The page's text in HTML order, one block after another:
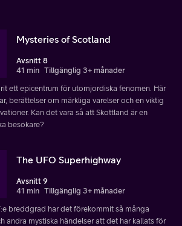
Mysteries of Scotland
Avsnitt 8
41 min Tillgänglig 3+ månader
ett epicentrum för utomjordiska fenomen. Här
berättelser om märkliga varelser och en viktig
Kan det vara så att Skottland är en
besökare?
The UFO Superhighway
Avsnitt 9
41 min Tillgänglig 3+ månader
breddgrad har det förekommit så många
andra mystiska händelser att det har kallats för